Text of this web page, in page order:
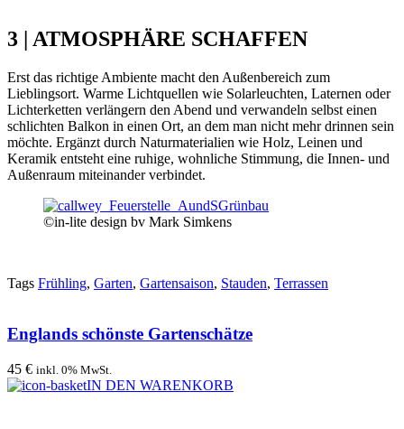
3 | ATMOSPHÄRE SCHAFFEN
Erst das richtige Ambiente macht den Außenbereich zum
Lieblingsort. Warme Lichtquellen wie Solarleuchten, Laternen oder
Lichterketten verlängern den Abend und verwandeln selbst einen
schlichten Balkon in einen Ort, an dem man nicht mehr drinnen sein
möchte. Ergänzt durch Naturmaterialien wie Holz, Leinen und
Keramik entsteht eine ruhige, wohnliche Stimmung, die Innen- und
Außenraum miteinander verbindet.
©in-lite design bv Mark Simkens
Tags Frühling, Garten, Gartensaison, Stauden, Terrassen
Englands schönste Gartenschätze
45 € inkl. 0% MwSt.
IN DEN WARENKORB